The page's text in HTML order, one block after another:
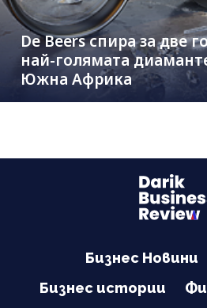
De Beers спира за две
най-голямата
Южна Африка
Бизнес Новини
Бизнес истории